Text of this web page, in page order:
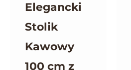
Elegancki
Stolik
Kawowy
100 cm z